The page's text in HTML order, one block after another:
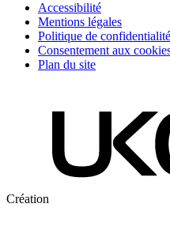
Accessibilité
Mentions légales
Politique de confidentialité
Consentement aux
Plan du site
Création